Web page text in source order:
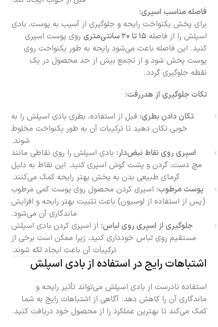
فاصله مناسب اسپری:
برای پخش یکنواخت رایحه و جلوگیری از آسیب به پوست، بادی
اسپلش را از فاصله ۱۵ تا ۲۰ سانتی‌متری
روی پوست اسپری
کنید. این فاصله باعث می‌شود رایحه به طور یکنواخت روی
پوست پخش شود و از تجمع بیش از حد محصول در یک
نقطه جلوگیری گردد.
نکات جلوگیری از هدررفت:
تکان دادن بطری: قبل از استفاده، بطری بادی اسپلش را به
خوبی تکان دهید تا ترکیبات آن به طور یکنواخت مخلوط
شوند.
اسپری روی نقاط نبض‌دار: بادی اسپلش را روی نقاطی مانند
مچ دست، گردن و پشت گوش اسپری کنید. این نقاط به دلیل
گرمای طبیعی بدن به پخش بهتر رایحه کمک می‌کنند.
پوست مرطوب: اسپری کردن محصول روی پوست کمی مرطوب
(پس از استفاده از لوسیون) باعث تثبیت بهتر رایحه و افزایش
ماندگاری آن می‌شود.
جلوگیری از اسپری روی لباس: از اسپری کردن بادی اسپلش
مستقیم روی لباس خودداری کنید، زیرا ممکن است برخی از
ترکیبات آن باعث ایجاد لکه شوند.
اشتباهات رایج در استفاده از بادی اسپلش
استفاده نادرست از بادی اسپلش می‌تواند تأثیر رایحه و
ماندگاری آن را کاهش دهد. آگاهی از اشتباهات رایج به شما
کمک می‌کند تا بهترین عملکرد را از محصول خود دریافت کنید.